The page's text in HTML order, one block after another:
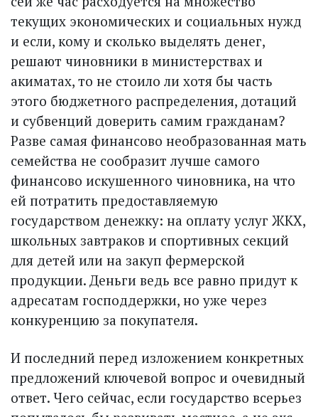
текущих экономических и социальных нужд
и если, кому и сколько выделять денег,
решают чиновники в министерствах и
акиматах, то не стоило ли хотя бы часть
этого бюджетного распределения, дотаций
и субвенций доверить самим гражданам?
Разве самая финансово необразованная мать
семейства не сообразит лучше самого
финансово искушенного чиновника, на что
ей потратить предоставляемую
государством денежку: на оплату услуг ЖКХ,
школьных завтраков и спортивных секций
для детей или на закуп фермерской
продукции. Деньги ведь все равно придут к
адресатам господдержки, но уже через
конкуренцию за покупателя.
И последний перед изложением конкретных
предложений ключевой вопрос и очевидный
ответ. Чего сейчас, если государство всерьез